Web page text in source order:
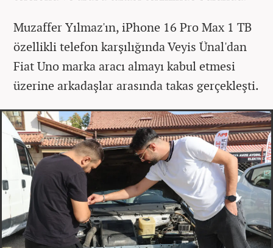
Muzaffer Yılmaz'ın, iPhone 16 Pro Max 1 TB
özellikli telefon karşılığında Veyis Ünal'dan
Fiat Uno marka aracı almayı kabul etmesi
üzerine arkadaşlar arasında takas gerçekleşti.